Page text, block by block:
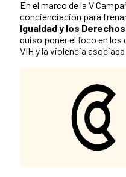
En el marco de la V
concienciación para
Igualdad y los
quiso poner el foco en los
VIH y la violencia asociada